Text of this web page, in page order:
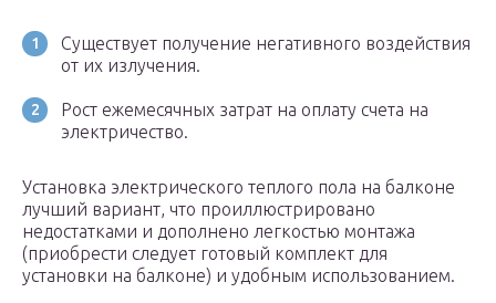
Существует получение негативного воздействия
от их излучения.
Рост ежемесячных затрат на оплату счета на
электричество.
Установка электрического теплого пола на балконе
лучший вариант, что проиллюстрировано
недостатками и дополнено легкостью монтажа
(приобрести следует готовый комплект для
установки на балконе) и удобным использованием.